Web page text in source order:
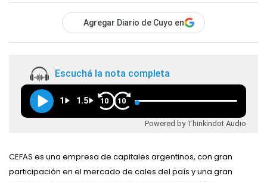
Agregar Diario de Cuyo en
Escuchá la nota completa
1 1.5 10 10
Powered by Thinkindot Audio
CEFAS es una empresa de capitales argentinos, con gran
participación en el mercado de cales del país y una gran